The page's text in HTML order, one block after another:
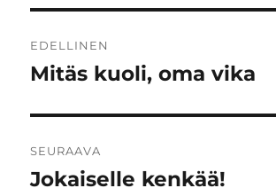
selaus
EDELLINEN
Edellinen
Mitäs kuoli, oma vika
SEURAAVA
Seuraava
Jokaiselle kenkää!